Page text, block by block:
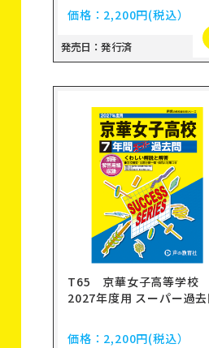
価格： 2,200円(税込）
発売日：発行済
T65 京華女子高等学校
2027年度用 スーパー過去
価格： 2,200円(税込）